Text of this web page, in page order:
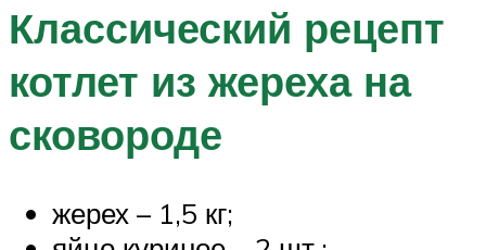
Классический рецепт
котлет из жереха на
сковороде
жерех – 1,5 кг;